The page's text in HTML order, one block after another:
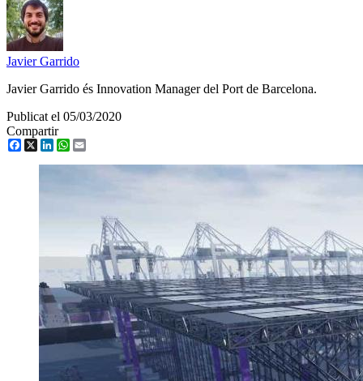
Javier Garrido
Javier Garrido és Innovation Manager del Port de Barcelona.
Publicat el 05/03/2020
Compartir
Facebook
X LinkedInWhatsApp